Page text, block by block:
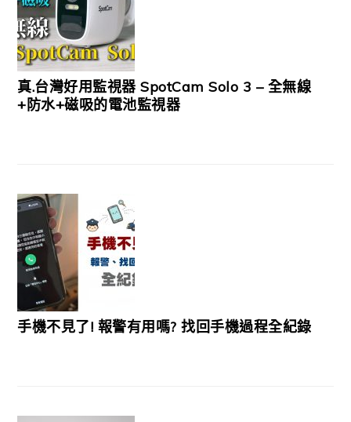
真.台灣好用監視器 SpotCam Solo 3 – 全無線
+防水+磁吸的電池監視器
手機不見了! 報警有用嗎? 找回手機過程全紀錄